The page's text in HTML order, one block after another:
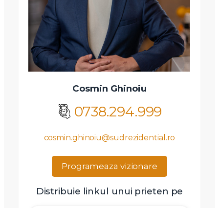
Cosmin Ghinoiu
0738.294.999
cosmin.ghinoiu@sudrezidential.ro
Programeaza vizionare
Distribuie linkul unui prieten pe
Am citit si sunt de acord cu
termenii si conditiile
SudRezidential.ro
Sunt de acord cu
prelucrarea datelor cu caracter personal